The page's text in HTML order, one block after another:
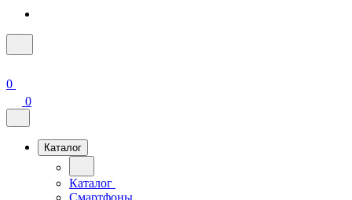
0
0
Каталог
Каталог
Смартфоны